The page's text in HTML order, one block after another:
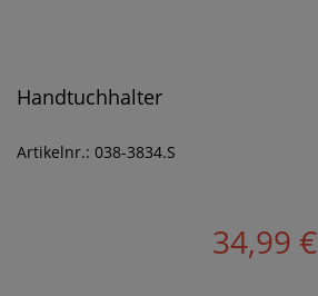
Handtuchhalter
Artikelnr.: 038-3834.S
34,99 €